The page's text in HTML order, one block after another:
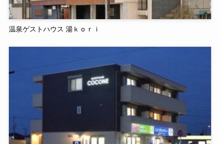
温泉ゲストハウス 湯ｋｏｒｉ